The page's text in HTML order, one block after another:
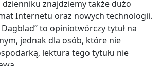
dzienniku znajdziemy także dużo
Internetu oraz nowych technologii.
to opiniotwórczy tytuł na
jednak dla osób, które nie
lektura tego tytułu nie